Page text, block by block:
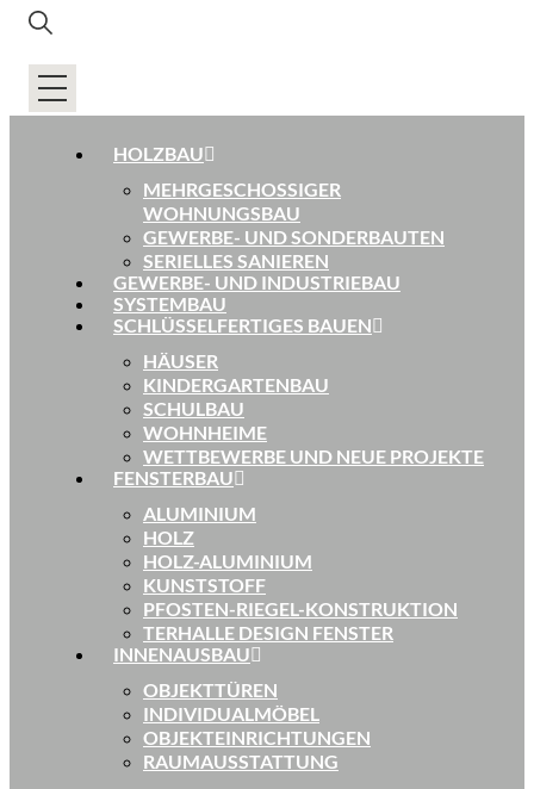
HOLZBAU
MEHRGESCHOSSIGER
WOHNUNGSBAU
GEWERBE- UND SONDERBAUTEN
SERIELLES SANIEREN
GEWERBE- UND INDUSTRIEBAU
SYSTEMBAU
SCHLÜSSELFERTIGES BAUEN
HÄUSER
KINDERGARTENBAU
SCHULBAU
WOHNHEIME
WETTBEWERBE UND NEUE PROJEKTE
FENSTERBAU
ALUMINIUM
HOLZ
HOLZ-ALUMINIUM
KUNSTSTOFF
PFOSTEN-RIEGEL-KONSTRUKTION
TERHALLE DESIGN FENSTER
INNENAUSBAU
OBJEKTTÜREN
INDIVIDUALMÖBEL
OBJEKTEINRICHTUNGEN
RAUMAUSSTATTUNG